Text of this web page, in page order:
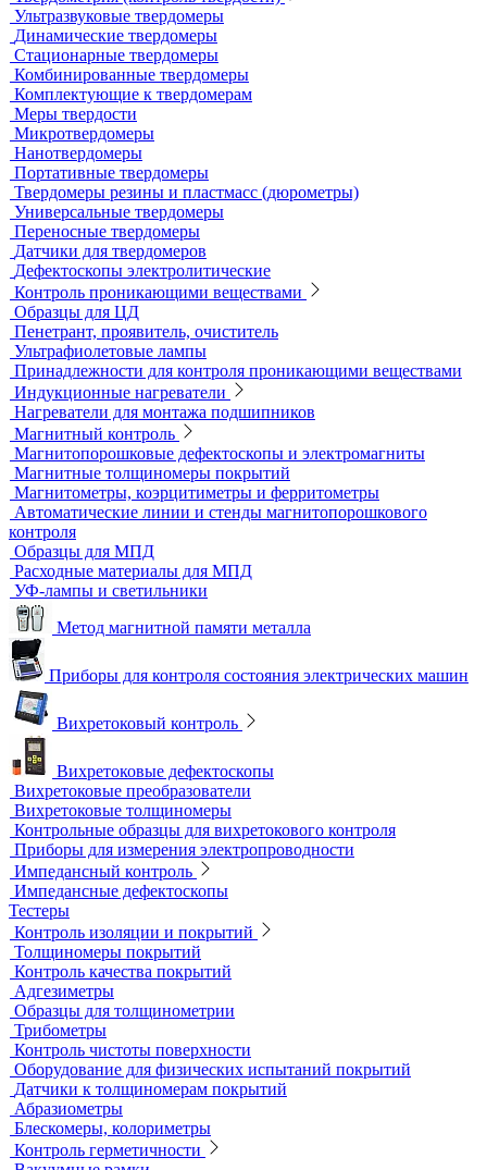
Проволочные эталоны чувствительности
Универсальный шаблон радиографа
Эталоны чувствительности канавочные (ЭЧК)
Резаки
Рентгеновская плёнка
Рентгеновские аппараты постоянного действия
Усиливающие экраны
Химреактивы
Фиксаж для рентгеновской пленки
Принадлежности для рентгеновских аппаратов
Пауки, штативы для рентгеновских аппаратов
Твердометрия (контроль твердости)
Ультразвуковые твердомеры
Динамические твердомеры
Стационарные твердомеры
Комбинированные твердомеры
Комплектующие к твердомерам
Меры твердости
Микротвердомеры
Нанотвердомеры
Портативные твердомеры
Твердомеры резины и пластмасс (дюрометры)
Универсальные твердомеры
Переносные твердомеры
Датчики для твердомеров
Дефектоскопы электролитические
Контроль проникающими веществами
Образцы для ЦД
Пенетрант, проявитель, очиститель
Ультрафиолетовые лампы
Принадлежности для контроля проникающими веществами
Индукционные нагреватели
Нагреватели для монтажа подшипников
Магнитный контроль
Магнитопорошковые дефектоскопы и электромагниты
Магнитные толщиномеры покрытий
Магнитометры, коэрцитиметры и ферритометры
Автоматические линии и стенды магнитопорошкового
контроля
Образцы для МПД
Расходные материалы для МПД
УФ-лампы и светильники
Метод магнитной памяти металла
Приборы для контроля состояния электрических машин
Вихретоковый контроль
Вихретоковые дефектоскопы
Вихретоковые преобразователи
Вихретоковые толщиномеры
Контрольные образцы для вихретокового контроля
Приборы для измерения электропроводности
Импедансный контроль
Импедансные дефектоскопы
Тестеры
Контроль изоляции и покрытий